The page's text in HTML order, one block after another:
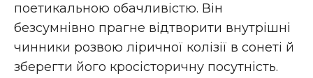
поетикальною обачливістю. Він
безсумнівно прагне відтворити внутрішні
чинники розвою ліричної колізії в сонеті й
зберегти його кросісторичну посутність.